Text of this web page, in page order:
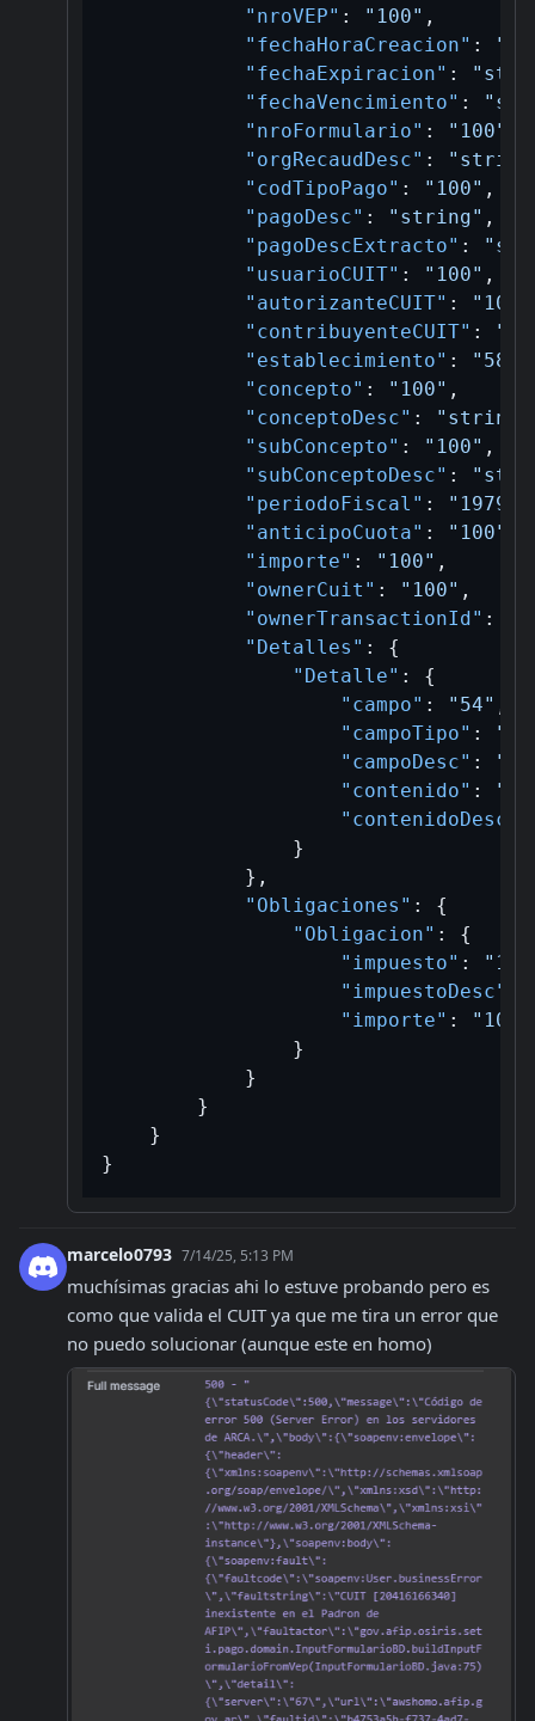
"nroVEP" : "100" ,
"fechaHoraCreacion" :
"fechaExpiracion" :
"fechaVencimiento" :
"nroFormulario" : "100"
"orgRecaudDesc" :
"codTipoPago" : "100" ,
"pagoDesc" : "string" ,
"pagoDescExtracto" :
"usuarioCUIT" : "100" ,
"autorizanteCUIT" : "100"
"contribuyenteCUIT" :
"establecimiento" : "58"
"concepto" : "100" ,
"conceptoDesc" : "string"
"subConcepto" : "100" ,
"subConceptoDesc" :
"periodoFiscal" :
"anticipoCuota" : "100"
"importe" : "100" ,
"ownerCuit" : "100" ,
"ownerTransactionId" :
"Detalles" :
{
"Detalle" :
{
"campo" : "54"
"campoTipo" : "N"
"campoDesc" :
"contenido" : "s"
"contenidoDesc"
}
} ,
"Obligaciones" :
{
"Obligacion" :
{
"impuesto" :
"impuestoDesc"
"importe" :
"100"
}
}
}
}
}
marcelo0793 7/14/25, 5:13 PM
muchísimas gracias ahi lo estuve probando pero es
como que valida el CUIT ya que me tira un error que
no puedo solucionar (aunque este en homo)